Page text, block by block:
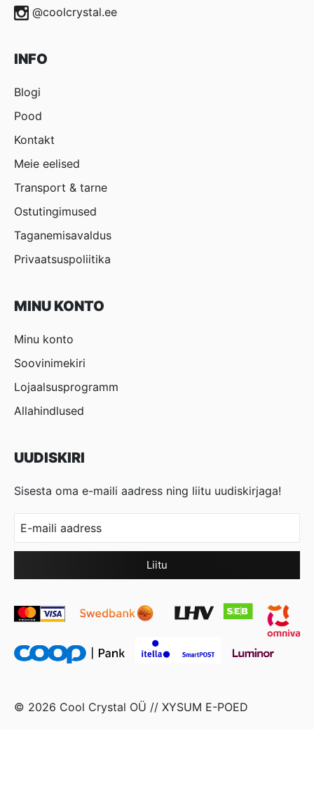
@coolcrystal.ee
INFO
Blogi
Pood
Kontakt
Meie eelised
Transport & tarne
Ostutingimused
Taganemisavaldus
Privaatsuspoliitika
MINU KONTO
Minu konto
Soovinimekiri
Lojaalsusprogramm
Allahindlused
UUDISKIRI
Sisesta oma e-maili aadress ning liitu uudiskirjaga!
© 2026 Cool Crystal OÜ // XYSUM E-POED